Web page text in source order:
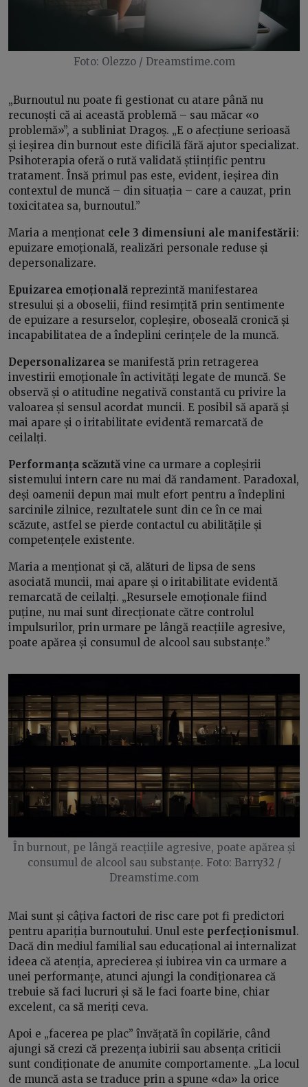
Foto: Olezzo / Dreamstime.com
„Burnoutul nu poate fi gestionat cu atare până nu
recunoști că ai această problemă – sau măcar «o
problemă»”, a subliniat Dragoș. „E o afecțiune serioasă
și ieșirea din burnout este dificilă fără ajutor specializat.
Psihoterapia oferă o rută validată științific pentru
tratament. Însă primul pas este, evident, ieșirea din
contextul de muncă – din situația – care a cauzat, prin
toxicitatea sa, burnoutul.”
Maria a menționat cele 3 dimensiuni ale manifestării:
epuizare emoțională, realizări personale reduse și
depersonalizare.
Epuizarea emoțională reprezintă manifestarea
stresului și a oboselii, fiind resimțită prin sentimente
de epuizare a resurselor, copleșire, oboseală cronică și
incapabilitatea de a îndeplini cerințele de la muncă.
Depersonalizarea se manifestă prin retragerea
investirii emoționale în activități legate de muncă. Se
observă și o atitudine negativă constantă cu privire la
valoarea și sensul acordat muncii. E posibil să apară și
mai apare și o iritabilitate evidentă remarcată de
ceilalți.
Performanța scăzută vine ca urmare a copleșirii
sistemului intern care nu mai dă randament. Paradoxal,
deși oamenii depun mai mult efort pentru a îndeplini
sarcinile zilnice, rezultatele sunt din ce în ce mai
scăzute, astfel se pierde contactul cu abilitățile și
competențele existente.
Maria a menționat și că, alături de lipsa de sens
asociată muncii, mai apare și o iritabilitate evidentă
remarcată de ceilalți. „Resursele emoționale fiind
puține, nu mai sunt direcționate către controlul
impulsurilor, prin urmare pe lângă reacțiile agresive,
poate apărea și consumul de alcool sau substanțe.”
În burnout, pe lângă reacțiile agresive, poate apărea și
consumul de alcool sau substanțe. Foto: Barry32 /
Dreamstime.com
Mai sunt și câțiva factori de risc care pot fi predictori
pentru apariția burnoutului. Unul este perfecționismul.
Dacă din mediul familial sau educațional ai internalizat
ideea că atenția, aprecierea și iubirea vin ca urmare a
unei performanțe, atunci ajungi la condiționarea că
trebuie să faci lucruri și să le faci foarte bine, chiar
excelent, ca să meriți ceva.
Apoi e „facerea pe plac” învățată în copilărie, când
ajungi să crezi că prezența iubirii sau absența criticii
sunt condiționate de anumite comportamente. „La locul
de muncă asta se traduce prin a spune «da» la orice